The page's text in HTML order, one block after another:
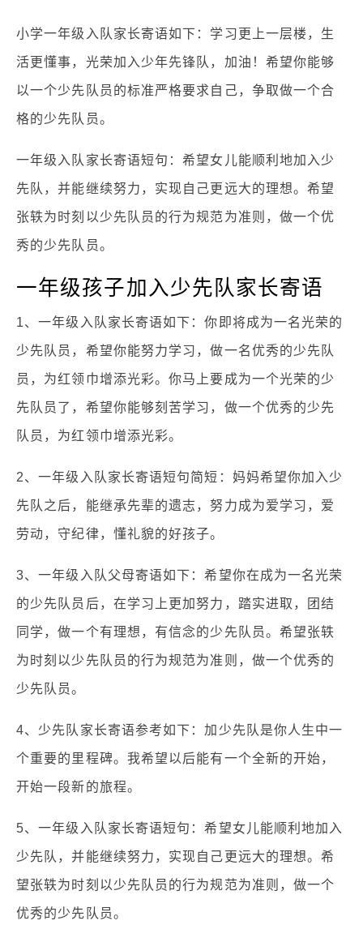
小学一年级入队家长寄语如下：学习更上一层楼，生
活更懂事，光荣加入少年先锋队，加油！希望你能够
以一个少先队员的标准严格要求自己，争取做一个合
格的少先队员。
一年级入队家长寄语短句：希望女儿能顺利地加入少
先队，并能继续努力，实现自己更远大的理想。希望
张轶为时刻以少先队员的行为规范为准则，做一个优
秀的少先队员。
一年级孩子加入少先队家长寄语
1、一年级入队家长寄语如下：你即将成为一名光荣的
少先队员，希望你能努力学习，做一名优秀的少先队
员，为红领巾增添光彩。你马上要成为一个光荣的少
先队员了，希望你能够刻苦学习，做一个优秀的少先
队员，为红领巾增添光彩。
2、一年级入队家长寄语短句简短：妈妈希望你加入少
先队之后，能继承先辈的遗志，努力成为爱学习，爱
劳动，守纪律，懂礼貌的好孩子。
3、一年级入队父母寄语如下：希望你在成为一名光荣
的少先队员后，在学习上更加努力，踏实进取，团结
同学，做一个有理想，有信念的少先队员。希望张轶
为时刻以少先队员的行为规范为准则，做一个优秀的
少先队员。
4、少先队家长寄语参考如下：加少先队是你人生中一
个重要的里程碑。我希望以后能有一个全新的开始，
开始一段新的旅程。
5、一年级入队家长寄语短句：希望女儿能顺利地加入
少先队，并能继续努力，实现自己更远大的理想。希
望张轶为时刻以少先队员的行为规范为准则，做一个
优秀的少先队员。